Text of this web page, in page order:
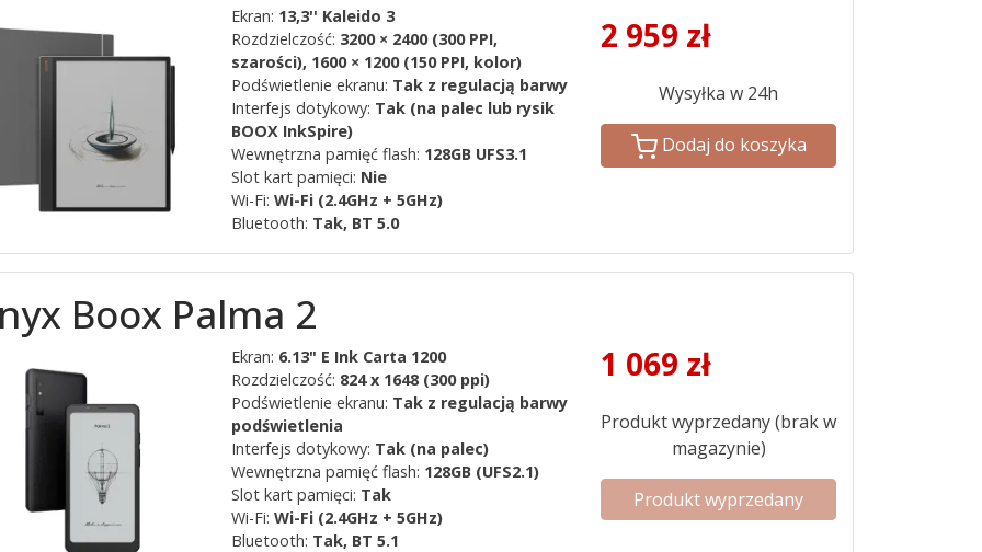
Ekran: 13,3'' Kaleido 3
Rozdzielczość: 3200 × 2400 (300 PPI,
szarości), 1600 × 1200 (150 PPI, kolor)
Podświetlenie ekranu: Tak z regulacją barwy
Interfejs dotykowy: Tak (na palec lub rysik
BOOX InkSpire)
Wewnętrzna pamięć flash: 128GB UFS3.1
Slot kart pamięci: Nie
Wi-Fi: Wi-Fi (2.4GHz + 5GHz)
Bluetooth: Tak, BT 5.0
2 959 zł
Wysyłka w 24h
Dodaj do koszyka
Boox Palma 2
Ekran: 6.13" E Ink Carta 1200
Rozdzielczość: 824 x 1648 (300 ppi)
Podświetlenie ekranu: Tak z regulacją barwy
podświetlenia
Interfejs dotykowy: Tak (na palec)
Wewnętrzna pamięć flash: 128GB (UFS2.1)
Slot kart pamięci: Tak
Wi-Fi: Wi-Fi (2.4GHz + 5GHz)
Bluetooth: Tak, BT 5.1
1 069 zł
Produkt wyprzedany (brak w
magazynie)
Produkt wyprzedany